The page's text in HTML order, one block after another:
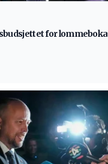
for lommeboka